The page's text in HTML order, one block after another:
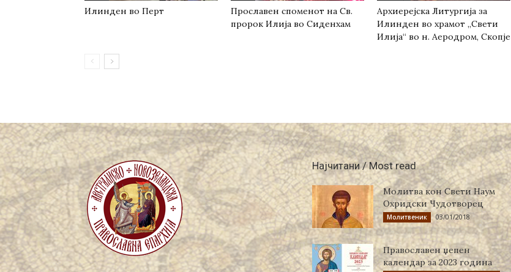
Илинден во Перт
Прославен споменот на Св.
пророк Илија во Сиденхам
Архиерејска Литургија за
Илинден во храмот „Свети
Илија“ во н. Аеродром, Скопје
Најчитани / Most read
Молитва кон Свети Наум
Охридски Чудотворец
Молитвеник 03/01/2018
Православен џепен
календар за 2023 година